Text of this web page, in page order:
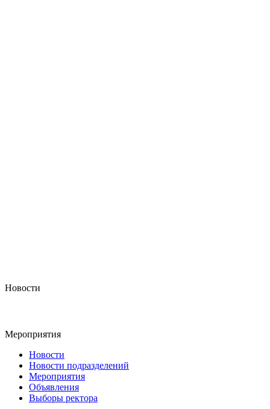
Новости
Мероприятия
Новости
Новости подразделений
Мероприятия
Объявления
Выборы ректора